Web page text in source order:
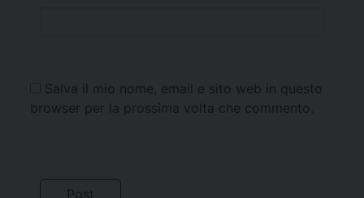
Salva il mio nome, email e sito web in questo
browser per la prossima volta che commento.